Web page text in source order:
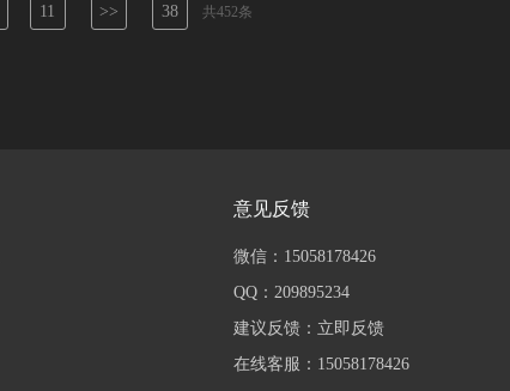
11 >> 38 共452条
意见反馈
微信：15058178426
QQ：209895234
建议反馈： 立即反馈
在线客服：15058178426